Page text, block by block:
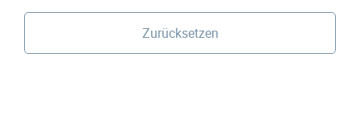
Zurücksetzen